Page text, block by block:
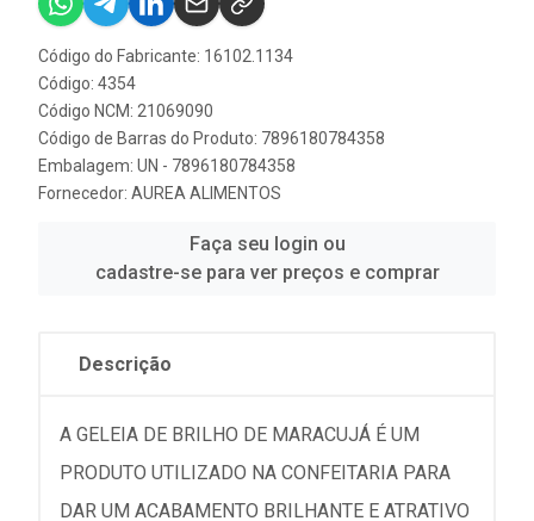
Código do Fabricante: 16102.1134
Código: 4354
Código NCM: 21069090
Código de Barras do Produto: 7896180784358
Embalagem: UN - 7896180784358
Fornecedor: AUREA ALIMENTOS
Faça seu login ou
cadastre-se para ver preços e comprar
Descrição
A GELEIA DE BRILHO DE MARACUJÁ É UM
PRODUTO UTILIZADO NA CONFEITARIA PARA
DAR UM ACABAMENTO BRILHANTE E ATRATIVO